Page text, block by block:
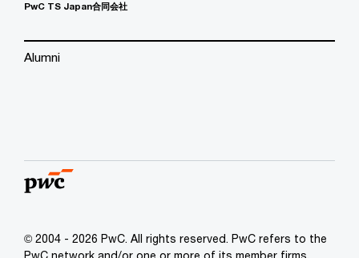
PwC TS Japan合同会社
Alumni
© 2004 - 2026 PwC. All rights reserved. PwC refers to the